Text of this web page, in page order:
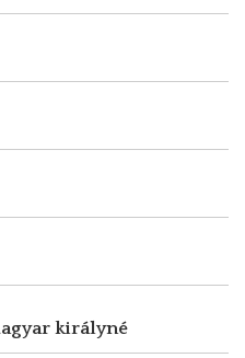
királyné